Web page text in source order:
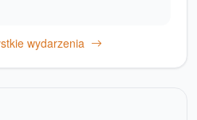
wydarzenia